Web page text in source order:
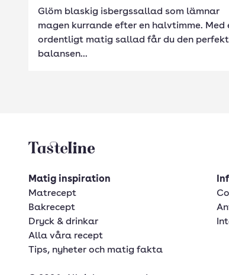
Glöm blaskig isbergssallad som lämnar
magen kurrande efter en halvtimme. Med
ordentligt matig sallad får du den
balansen...
Tasteline startsida
Matig inspiration
Matrecept
Bakrecept
Dryck & drinkar
Alla våra recept
Tips, nyheter och matig fakta